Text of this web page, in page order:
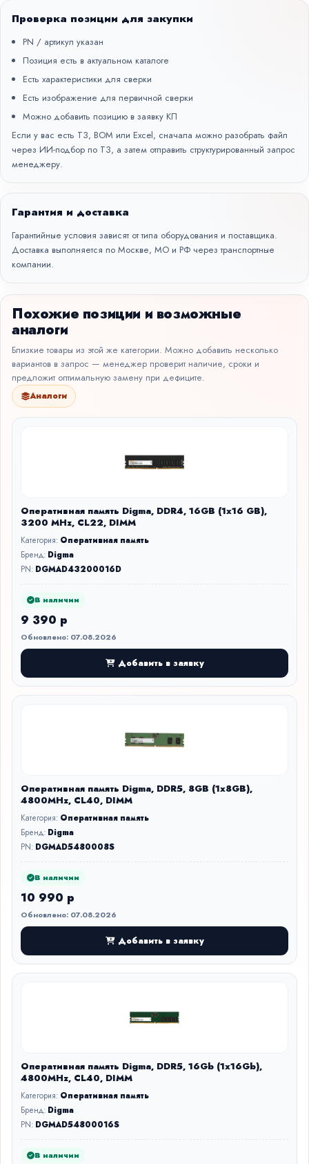
Проверка позиции для закупки
PN / артикул указан
Позиция есть в актуальном каталоге
Есть характеристики для сверки
Есть изображение для первичной сверки
Можно добавить позицию в заявку КП
Если у вас есть ТЗ, BOM или Excel, сначала можно разобрать файл
через ИИ-подбор по ТЗ, а затем отправить структурированный запрос
менеджеру.
Гарантия и доставка
Гарантийные условия зависят от типа оборудования и поставщика.
Доставка выполняется по Москве, МО и РФ через транспортные
компании.
Похожие позиции и возможные
аналоги
Близкие товары из этой же категории. Можно добавить несколько
вариантов в запрос — менеджер проверит наличие, сроки и
предложит оптимальную замену при дефиците.
Аналоги
Оперативная память Digma, DDR4, 16GB (1x16 GB),
3200 MHz, CL22, DIMM
Категория: Оперативная память
Бренд: Digma
PN: DGMAD43200016D
В наличии
9 390 р
Обновлено: 07.08.2026
Добавить в заявку
Оперативная память Digma, DDR5, 8GB (1x8GB),
4800MHz, CL40, DIMM
Категория: Оперативная память
Бренд: Digma
PN: DGMAD5480008S
В наличии
10 990 р
Обновлено: 07.08.2026
Добавить в заявку
Оперативная память Digma, DDR5, 16Gb (1x16Gb),
4800MHz, CL40, DIMM
Категория: Оперативная память
Бренд: Digma
PN: DGMAD54800016S
В наличии